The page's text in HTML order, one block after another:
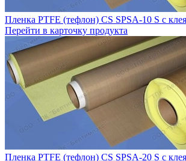
Пленка PTFE (тефлон) CS SPSA-10 S с
Перейти в карточку продукта
Пленка PTFE (тефлон) CS SPSA-20 S с